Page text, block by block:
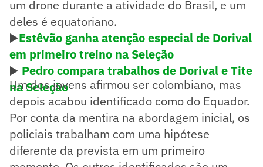
um drone durante a atividade do Brasil, e um
deles é equatoriano.
▶️Estêvão ganha atenção especial de Dorival
em primeiro treino na Seleção
▶️ Pedro compara trabalhos de Dorival e Tite
na Seleção
Um dos jovens afirmou ser colombiano, mas
depois acabou identificado como do Equador.
Por conta da mentira na abordagem inicial, os
policiais trabalham com uma hipótese
diferente da prevista em um primeiro